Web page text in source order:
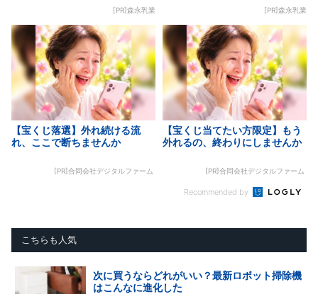
[PR]森永乳業 [PR]森永乳業
【宝くじ落選】外れ続ける流
れ、ここで断ちませんか
[PR]合同会社デジタルファーム
【宝くじ当てたい方限定】もう
外れるの、終わりにしませんか
[PR]合同会社デジタルファーム
Recommended by
こちらも人気
次に買うならどれがいい？最新ロボット掃除機
はこんなに進化した